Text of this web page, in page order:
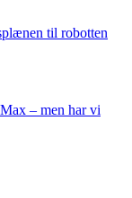
til robotten
– men har vi